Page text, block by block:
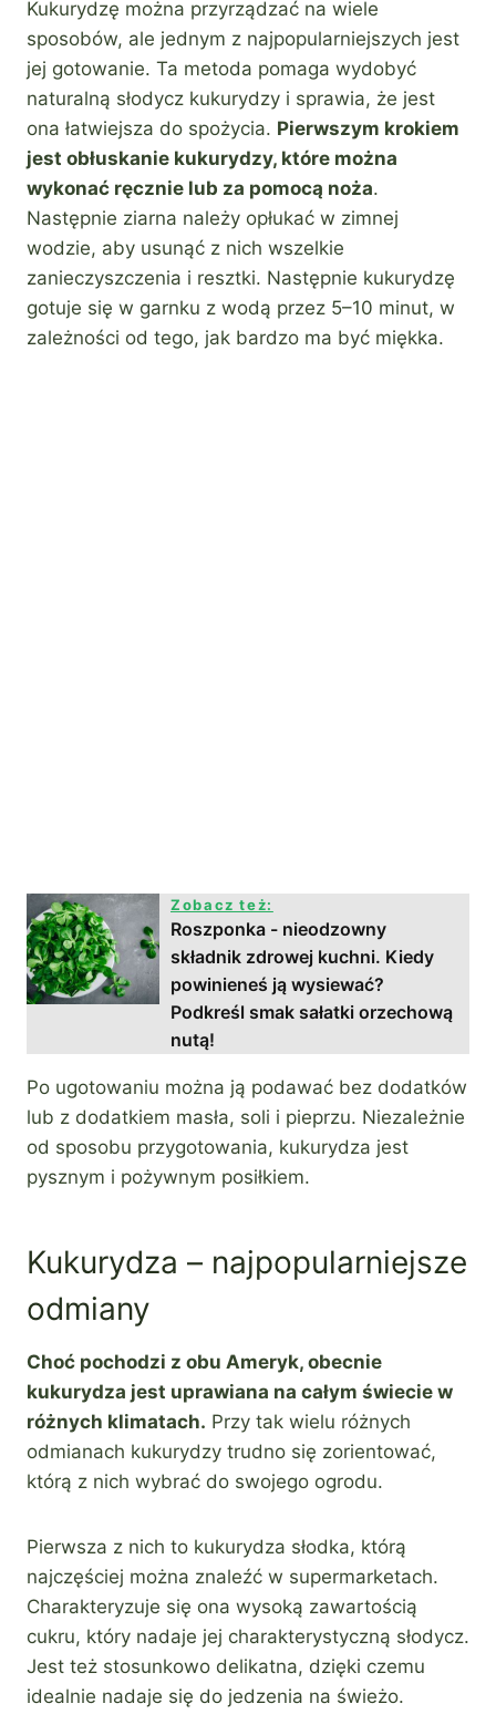
Kukurydzę można przyrządzać na wiele
sposobów, ale jednym z najpopularniejszych jest
jej gotowanie. Ta metoda pomaga wydobyć
naturalną słodycz kukurydzy i sprawia, że jest
ona łatwiejsza do spożycia. Pierwszym krokiem
jest obłuskanie kukurydzy, które można
wykonać ręcznie lub za pomocą noża.
Następnie ziarna należy opłukać w zimnej
wodzie, aby usunąć z nich wszelkie
zanieczyszczenia i resztki. Następnie kukurydzę
gotuje się w garnku z wodą przez 5–10 minut, w
zależności od tego, jak bardzo ma być miękka.
Zobacz też:
Roszponka - nieodzowny
składnik zdrowej kuchni. Kiedy
powinieneś ją wysiewać?
Podkreśl smak sałatki orzechową
nutą!
Po ugotowaniu można ją podawać bez dodatków
lub z dodatkiem masła, soli i pieprzu. Niezależnie
od sposobu przygotowania, kukurydza jest
pysznym i pożywnym posiłkiem.
Kukurydza – najpopularniejsze
odmiany
Choć pochodzi z obu Ameryk, obecnie
kukurydza jest uprawiana na całym świecie w
różnych klimatach. Przy tak wielu różnych
odmianach kukurydzy trudno się zorientować,
którą z nich wybrać do swojego ogrodu.
Pierwsza z nich to kukurydza słodka, którą
najczęściej można znaleźć w supermarketach.
Charakteryzuje się ona wysoką zawartością
cukru, który nadaje jej charakterystyczną słodycz.
Jest też stosunkowo delikatna, dzięki czemu
idealnie nadaje się do jedzenia na świeżo.